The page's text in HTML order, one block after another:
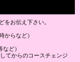
をお伝え下さい。
からなど）
ど）
てからのコースチェンジ